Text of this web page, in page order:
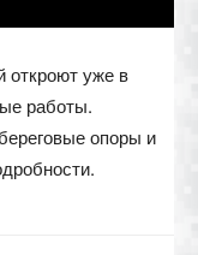
откроют уже в
работы.
опоры и